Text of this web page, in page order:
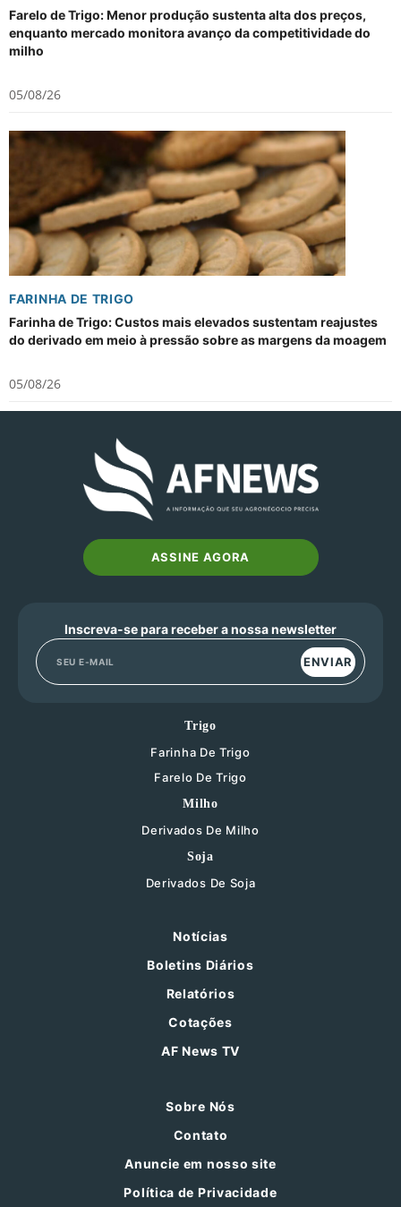
Farelo de Trigo: Menor produção sustenta alta dos preços,
enquanto mercado monitora avanço da competitividade do
milho
05/08/26
FARINHA DE TRIGO
Farinha de Trigo: Custos mais elevados sustentam reajustes
do derivado em meio à pressão sobre as margens da moagem
05/08/26
ASSINE AGORA
Inscreva-se para receber a nossa newsletter
ENVIAR
Trigo
Farinha De Trigo
Farelo De Trigo
Milho
Derivados De Milho
Soja
Derivados De Soja
Notícias
Boletins Diários
Relatórios
Cotações
AF News TV
Sobre Nós
Contato
Anuncie em nosso site
Política de Privacidade